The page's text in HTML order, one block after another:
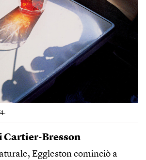
Cartier-Bresson
Eggleston cominciò a